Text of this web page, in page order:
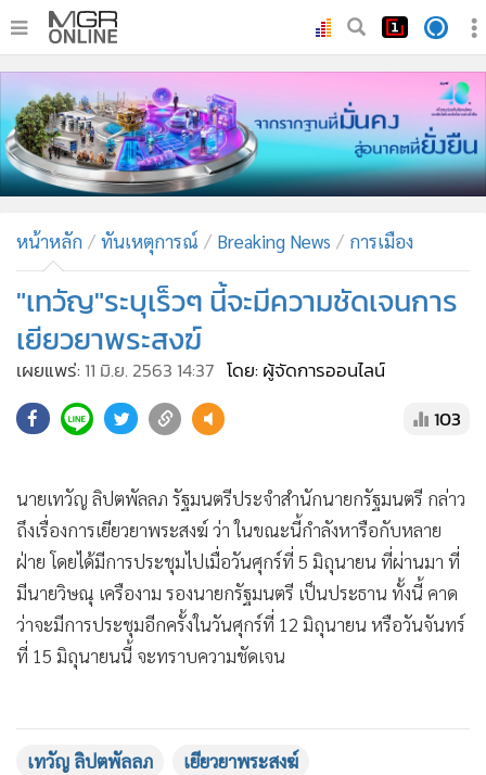
• ทันเหตุการณ์
• ภาคใต้
• ภูมิภาค
• บันเทิง
ผู้จัดการรายวัน
คอลัมนิสต์
• ละคร
• Cyber BIZ
Good health & Well-being
•
Green Innovation & SD
• Management & HR
• MGR Live
• Infographic
• การเมือง
ต่างประเทศ
หน้าหลัก ทันเหตุการณ์ Breaking News การเมือง
"เทวัญ"ระบุเร็วๆ นี้จะมีความชัดเจนการ
เยียวยาพระสงฆ์
เผยแพร่: 11 มิ.ย. 2563 14:37 โดย: ผู้จัดการออนไลน์
103
นายเทวัญ ลิปตพัลลภ รัฐมนตรีประจำสำนักนายกรัฐมนตรี กล่าว
ถึงเรื่องการเยียวยาพระสงฆ์ ว่า ในขณะนี้กำลังหารือกับหลาย
ฝ่าย โดยได้มีการประชุมไปเมื่อวันศุกร์ที่ 5 มิถุนายน ที่ผ่านมา ที่
มีนายวิษณุ เครืองาม รองนายกรัฐมนตรี เป็นประธาน ทั้งนี้ คาด
ว่าจะมีการประชุมอีกครั้งในวันศุกร์ที่ 12 มิถุนายน หรือวันจันทร์
ที่ 15 มิถุนายนนี้ จะทราบความชัดเจน
เทวัญ ลิปตพัลลภ เยียวยาพระสงฆ์